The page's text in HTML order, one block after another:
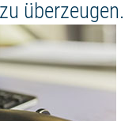
zu überzeugen.